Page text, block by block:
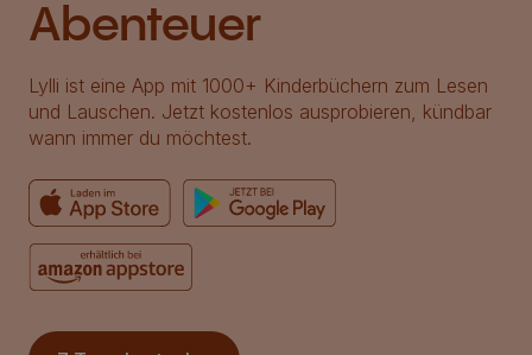
Abenteuer
Lylli ist eine App mit 1000+ Kinderbüchern zum Lesen
und Lauschen. Jetzt kostenlos ausprobieren, kündbar
wann immer du möchtest.